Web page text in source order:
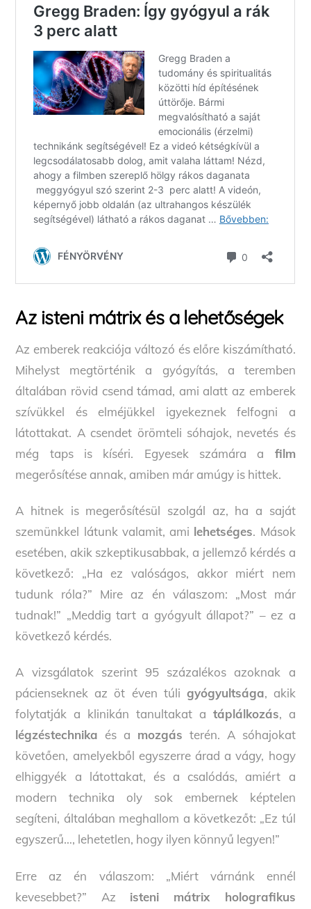
Az isteni mátrix és a lehetőségek
Az emberek reakciója változó és előre kiszámítható.
Mihelyst megtörténik a gyógyítás, a teremben
általában rövid csend támad, ami alatt az emberek
szívükkel és elméjükkel igyekeznek felfogni a
látottakat. A csendet örömteli sóhajok, nevetés és
még taps is kíséri. Egyesek számára a film
megerősítése annak, amiben már amúgy is hittek.
A hitnek is megerősítésül szolgál az, ha a saját
szemünkkel látunk valamit, ami lehetséges. Mások
esetében, akik szkeptikusabbak, a jellemző kérdés a
következő: „Ha ez valóságos, akkor miért nem
tudunk róla?” Mire az én válaszom: „Most már
tudnak!” „Meddig tart a gyógyult állapot?” – ez a
következő kérdés.
A vizsgálatok szerint 95 százalékos azoknak a
pácienseknek az öt éven túli gyógyultsága, akik
folytatják a klinikán tanultakat a táplálkozás, a
légzéstechnika és a mozgás terén. A sóhajokat
követően, amelyekből egyszerre árad a vágy, hogy
elhiggyék a látottakat, és a csalódás, amiért a
modern technika oly sok embernek képtelen
segíteni, általában meghallom a következőt: „Ez túl
egyszerű…, lehetetlen, hogy ilyen könnyű legyen!”
Erre az én válaszom: „Miért várnánk ennél
kevesebbet?” Az isteni mátrix holografikus